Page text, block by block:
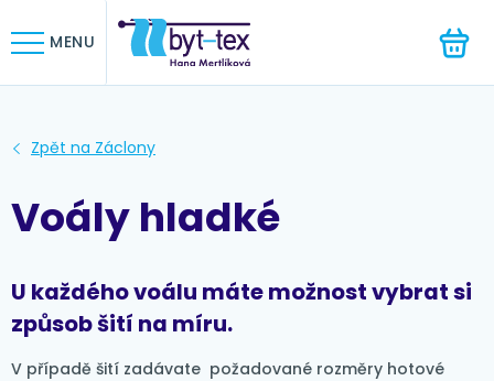
MENU
Voály hladké
U každého voálu máte možnost vybrat si
způsob šití na míru.
V případě šití zadávate požadované rozměry hotové